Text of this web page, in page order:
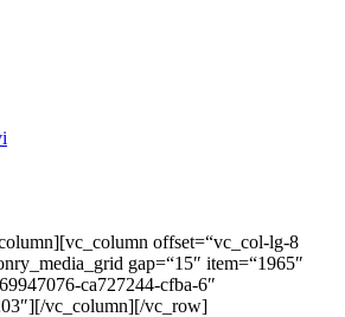
offset=“vc_col-lg-8
gap=“15″ item=“1965″
ca727244-cfba-6″
vc_column][/vc_row]